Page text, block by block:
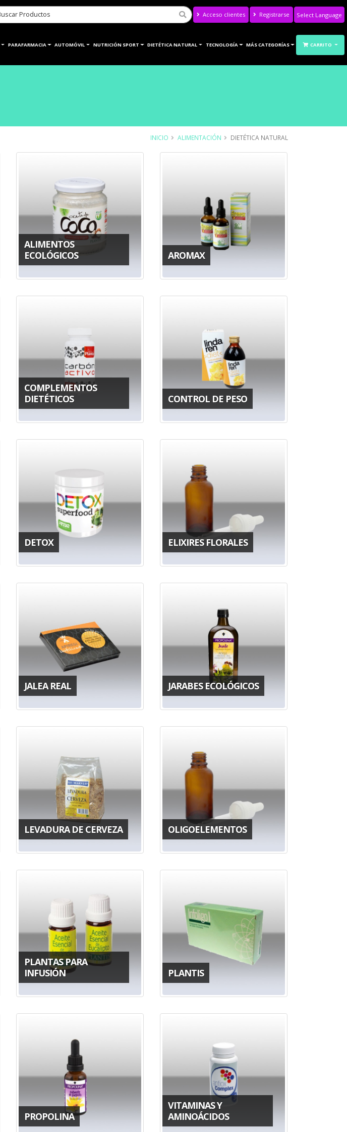
Acceso clientes Registrarse
Translate
PARAFARMACIA AUTOMÓVIL NUTRICIÓN SPORT DIETÉTICA NATURAL TECNOLOGÍA MÁS CATEGORÍAS CARRITO
INICIO ALIMENTACIÓN DIETÉTICA NATURAL
ALIMENTOS
ECOLÓGICOS
AROMAX
COMPLEMENTOS
DIETÉTICOS
CONTROL DE PESO
DETOX ELIXIRES FLORALES
JALEA REAL JARABES ECOLÓGICOS
LEVADURA DE CERVEZA OLIGOELEMENTOS
PLANTAS PARA
INFUSIÓN
PLANTIS
PROPOLINA
VITAMINAS Y
AMINOÁCIDOS